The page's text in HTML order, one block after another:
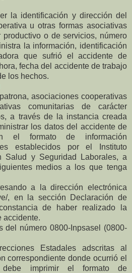
la identificación y dirección del
u otras formas asociativas
productivo o de servicios, número
la información, identificación
que sufrió el accidente de
fecha del accidente de trabajo
los hechos.
asociaciones cooperativas
comunitarias de carácter
a través de la instancia creada
los datos del accidente de
el formato de información
establecidos por el Instituto
Salud y Seguridad Laborales, a
medios a los que tenga
a la dirección electrónica
, en la sección Declaración de
de haber realizado la
accidente.
del número 0800-Inpsasel (0800-
Estadales adscritas al
correspondiente donde ocurrió el
imprimir el formato de